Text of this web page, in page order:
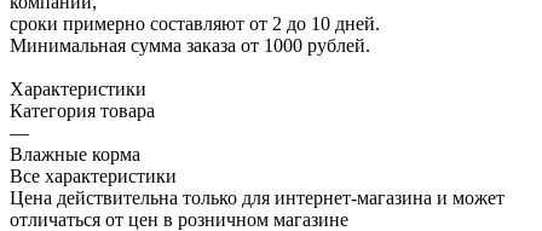
сроки примерно составляют от 2 до 10 дней.
Минимальная сумма заказа от 1000 рублей.
Характеристики
Категория товара
—
Влажные корма
Все характеристики
Цена действительна только для интернет-магазина и может
отличаться от цен в розничном магазине